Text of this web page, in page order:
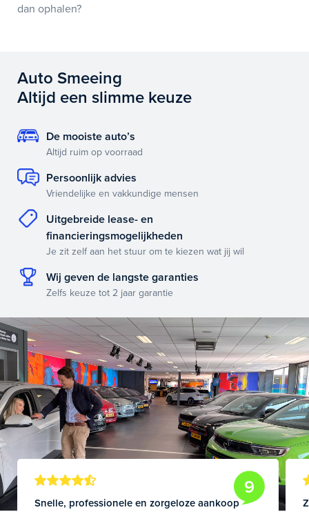
dan ophalen?
Auto Smeeing
Altijd een slimme keuze
De mooiste auto’s
Altijd ruim op voorraad
Persoonlijk advies
Vriendelijke en vakkundige mensen
Uitgebreide lease- en
financieringsmogelijkheden
Je zit zelf aan het stuur om te kiezen wat jij wil
Wij geven de langste garanties
Zelfs keuze tot 2 jaar garantie
9
Snelle, professionele en zorgeloze aankoop